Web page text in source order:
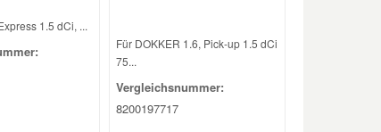
1.5 dCi, ...
Für DOKKER 1.6, Pick-up 1.5 dCi
75...
Vergleichsnummer:
8200197717